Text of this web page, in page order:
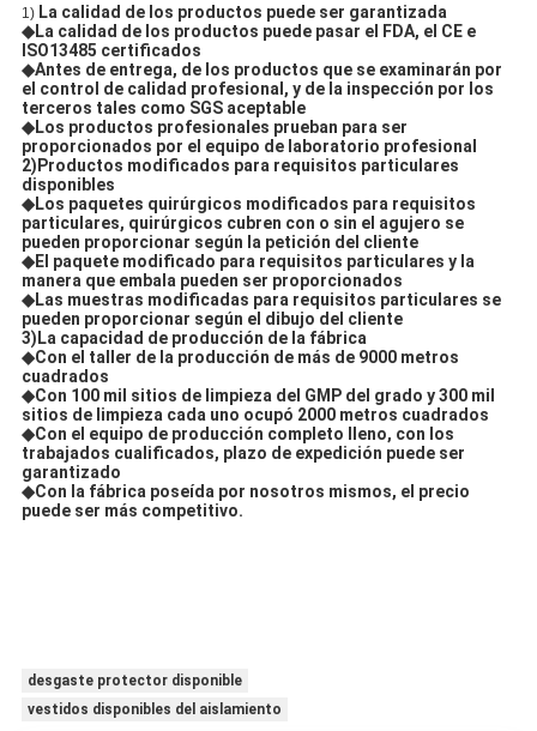
1) La calidad de los productos puede ser garantizada
◆La calidad de los productos puede pasar el FDA, el CE e
ISO13485 certificados
◆Antes de entrega, de los productos que se examinarán por
el control de calidad profesional, y de la inspección por los
terceros tales como SGS aceptable
◆Los productos profesionales prueban para ser
proporcionados por el equipo de laboratorio profesional
2)Productos modificados para requisitos particulares
disponibles
◆Los paquetes quirúrgicos modificados para requisitos
particulares, quirúrgicos cubren con o sin el agujero se
pueden proporcionar según la petición del cliente
◆El paquete modificado para requisitos particulares y la
manera que embala pueden ser proporcionados
◆Las muestras modificadas para requisitos particulares se
pueden proporcionar según el dibujo del cliente
3)La capacidad de producción de la fábrica
◆Con el taller de la producción de más de 9000 metros
cuadrados
◆Con 100 mil sitios de limpieza del GMP del grado y 300 mil
sitios de limpieza cada uno ocupó 2000 metros cuadrados
◆Con el equipo de producción completo lleno, con los
trabajados cualificados, plazo de expedición puede ser
garantizado
◆Con la fábrica poseída por nosotros mismos, el precio
puede ser más competitivo.
desgaste protector disponible
vestidos disponibles del aislamiento